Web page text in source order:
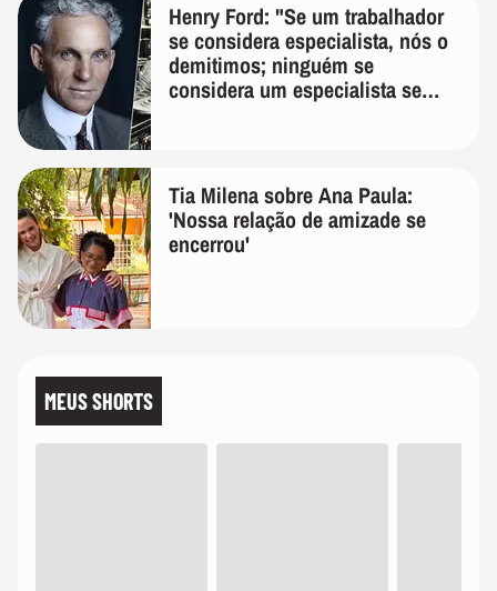
Henry Ford: "Se um trabalhador
se considera especialista, nós o
demitimos; ninguém se
considera um especialista se
Tia Milena sobre Ana Paula:
'Nossa relação de amizade se
encerrou'
MEUS SHORTS